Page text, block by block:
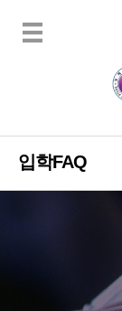
입학FAQ